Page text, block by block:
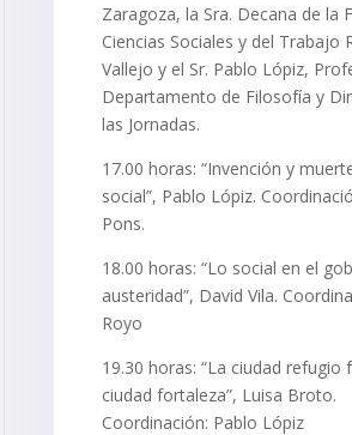
Zaragoza, la Sra. Decana de la
Ciencias Sociales y del Trabajo
Vallejo y el Sr. Pablo Lópiz,
Departamento de Filosofía y
las Jornadas.
17.00 horas: “Invención y
social”, Pablo Lópiz.
Pons.
18.00 horas: “Lo social en el
austeridad”, David Vila.
Royo
19.30 horas: “La ciudad refugio
ciudad fortaleza”, Luisa Broto.
Coordinación: Pablo Lópiz